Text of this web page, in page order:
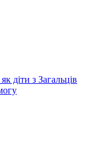
діти з Загальців